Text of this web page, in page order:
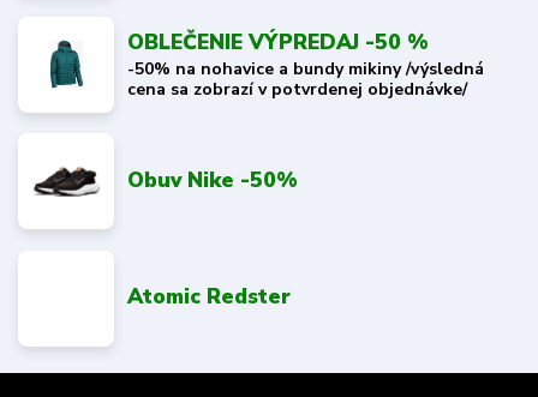
OBLEČENIE VÝPREDAJ -50 %
-50% na nohavice a bundy mikiny /výsledná
cena sa zobrazí v potvrdenej objednávke/
Obuv Nike -50%
Atomic Redster